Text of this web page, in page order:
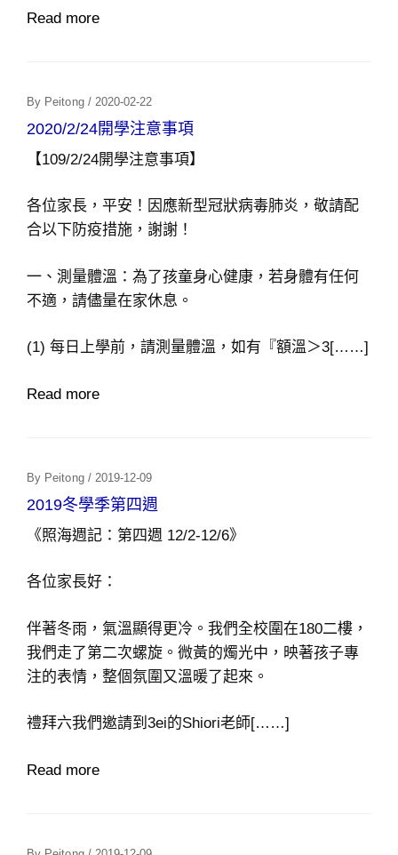
Read more
By Peitong/ Posted
On
2020-02-22
2020/2/24開學注意事項
【109/2/24開學注意事項】
各位家長，平安！因應新型冠狀病毒肺炎，敬請配
合以下防疫措施，謝謝！
一、測量體溫：為了孩童身心健康，若身體有任何
不適，請儘量在家休息。
(1) 每日上學前，請測量體溫，如有『額溫＞3[……]
Read more
By Peitong/ Posted
On
2019-12-09
2019冬學季第四週
《照海週記：第四週 12/2-12/6》
各位家長好：
伴著冬雨，氣溫顯得更冷。我們全校圍在180二樓，
我們走了第二次螺旋。微黃的燭光中，映著孩子專
注的表情，整個氛圍又溫暖了起來。
禮拜六我們邀請到3ei的Shiori老師[……]
Read more